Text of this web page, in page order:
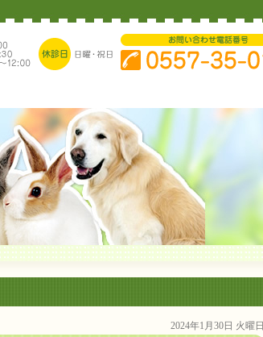
2024年1月30日 火曜日